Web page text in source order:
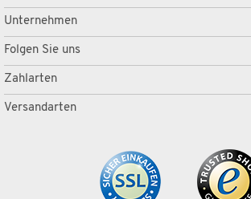
Unternehmen
Folgen Sie uns
Zahlarten
Versandarten